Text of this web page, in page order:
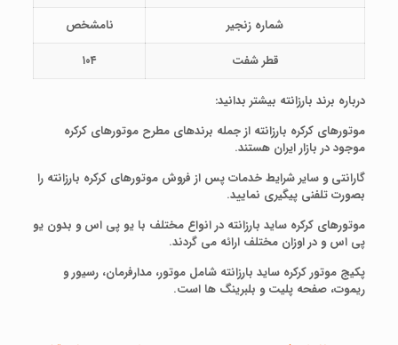
شماره زنجیر
نامشخص
قطر شفت
۱۰۴
درباره برند بارزانته بیشتر بدانید:
موتورهای کرکره بارزانته از جمله برندهای مطرح موتورهای کرکره
موجود در بازار ایران هستند.
گارانتی و سایر شرایط خدمات پس از فروش موتورهای کرکره بارزانته را
بصورت تلفنی پیگیری نمایید.
موتورهای کرکره ساید بارزانته در انواع مختلف با یو پی اس و بدون یو
پی اس و در اوزان مختلف ارائه می گردند.
پکیج موتور کرکره ساید بارزانته شامل موتور، مدارفرمان، رسیور و
ریموت، صفحه پلیت و بلبرینگ ها است.